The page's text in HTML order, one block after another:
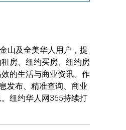
山及全美华人用户，提
房、纽约买房、纽约房
的生活与商业资讯。作
发布、精准查询、商业
纽约华人网365持续打